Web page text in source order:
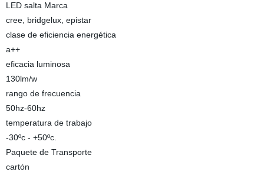
LED salta Marca
cree, bridgelux, epistar
clase de eficiencia energética
a++
eficacia luminosa
130lm/w
rango de frecuencia
50hz-60hz
temperatura de trabajo
-30ºc - +50ºc.
Paquete de Transporte
cartón